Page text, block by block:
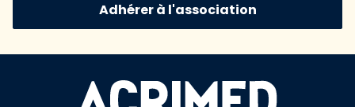
Adhérer à l'association